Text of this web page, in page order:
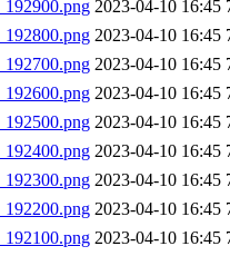
2023-04-10 16:45
2023-04-10 16:45
2023-04-10 16:45
2023-04-10 16:45
2023-04-10 16:45
2023-04-10 16:45
2023-04-10 16:45
2023-04-10 16:45
2023-04-10 16:45